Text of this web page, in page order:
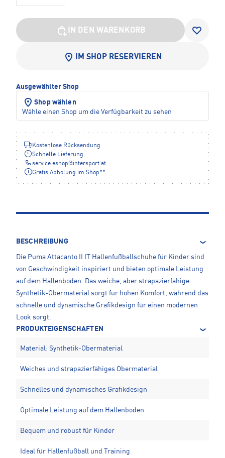
IN DEN WARENKORB
IM SHOP RESERVIEREN
Ausgewählter Shop
Shop wählen
Wähle einen Shop um die Verfügbarkeit zu sehen
Kostenlose Rücksendung
Schnelle Lieferung
service.eshop@intersport.at
Gratis Abholung im Shop**
BESCHREIBUNG
Die Puma Attacanto II IT Hallenfußballschuhe für Kinder sind
von Geschwindigkeit inspiriert und bieten optimale Leistung
auf dem Hallenboden. Das weiche, aber strapazierfähige
Synthetik-Obermaterial sorgt für hohen Komfort, während das
schnelle und dynamische Grafikdesign für einen modernen
Look sorgt.
PRODUKTEIGENSCHAFTEN
Material: Synthetik-Obermaterial
Weiches und strapazierfähiges Obermaterial
Schnelles und dynamisches Grafikdesign
Optimale Leistung auf dem Hallenboden
Bequem und robust für Kinder
Ideal für Hallenfußball und Training